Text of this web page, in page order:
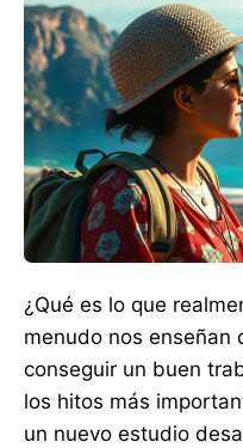
¿Qué es lo que
menudo nos enseñan
conseguir un buen
los hitos más
un nuevo estudio